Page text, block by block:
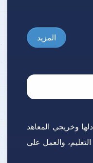
المزيد
وخريجي المعاهد
والعمل على